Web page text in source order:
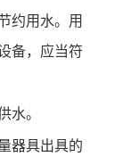
约用水。用
备，应当符
水。
器具出具的